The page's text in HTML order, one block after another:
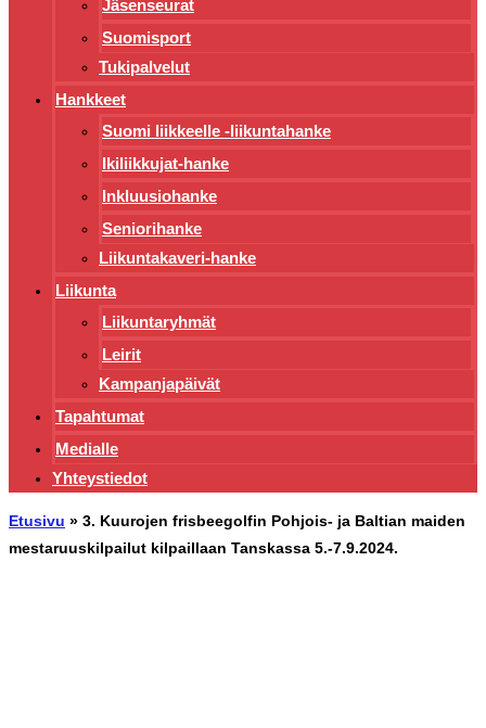
Jäsenseurat
Suomisport
Tukipalvelut
Hankkeet
Suomi liikkeelle -liikuntahanke
Ikiliikkujat-hanke
Inkluusiohanke
Seniorihanke
Liikuntakaveri-hanke
Liikunta
Liikuntaryhmät
Leirit
Kampanjapäivät
Tapahtumat
Medialle
Yhteystiedot
Etusivu » 3. Kuurojen frisbeegolfin Pohjois- ja Baltian maiden
mestaruuskilpailut kilpaillaan Tanskassa 5.-7.9.2024.